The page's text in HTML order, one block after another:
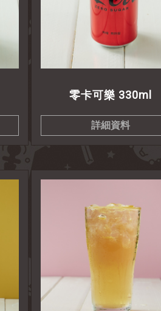
零卡可樂 330ml
詳細資料